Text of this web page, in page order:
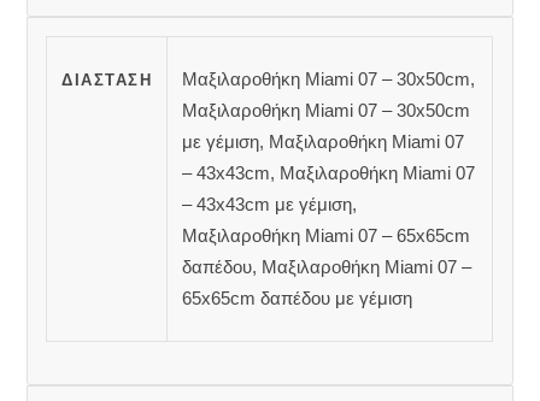
ΔΙΆΣΤΑΣΗ
Μαξιλαροθήκη Miami 07 – 30x50cm,
Μαξιλαροθήκη Miami 07 – 30x50cm
με γέμιση, Μαξιλαροθήκη Miami 07
– 43x43cm, Μαξιλαροθήκη Miami 07
– 43x43cm με γέμιση,
Μαξιλαροθήκη Miami 07 – 65x65cm
δαπέδου, Μαξιλαροθήκη Miami 07 –
65x65cm δαπέδου με γέμιση